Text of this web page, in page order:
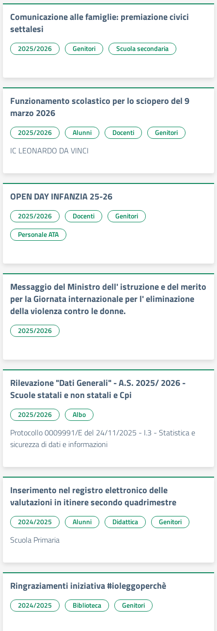
Comunicazione alle famiglie: premiazione civici
settalesi
2025/2026 Genitori Scuola secondaria
Funzionamento scolastico per lo sciopero del 9
marzo 2026
2025/2026 Alunni Docenti Genitori
IC LEONARDO DA VINCI
OPEN DAY INFANZIA 25-26
2025/2026 Docenti
Genitori
Personale ATA
Messaggio del Ministro dell' istruzione e del merito
per la Giornata internazionale per l' eliminazione
della violenza contro le donne.
2025/2026
Rilevazione "Dati Generali" - A.S. 2025/ 2026 -
Scuole statali e non statali e Cpi
2025/2026 Albo
Protocollo 0009991/E del 24/11/2025 - I.3 - Statistica e
sicurezza di dati e informazioni
Inserimento nel registro elettronico delle
valutazioni in itinere secondo quadrimestre
2024/2025 Alunni Didattica Genitori
Scuola Primaria
Ringraziamenti iniziativa #ioleggoperchè
2024/2025 Biblioteca Genitori